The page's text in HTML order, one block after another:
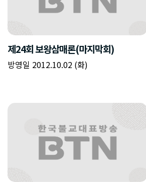
제24회 보왕삼매론(마지막회)
방영일 2012.10.02 (화)